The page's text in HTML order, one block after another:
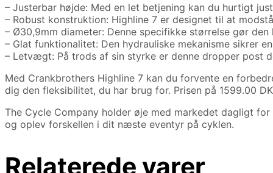
– Justerbar højde: Med en let betjening kan du hurtigt
– Robust konstruktion: Highline 7 er designet til at
– Ø30,9mm diameter: Denne specifikke størrelse gør
– Glat funktionalitet: Den hydrauliske mekanisme sikrer
– Letvægt: På trods af sin styrke er denne dropper
Med Crankbrothers Highline 7 kan du forvente en
dig den fleksibilitet, du har brug for. Prisen på 1599.00
The Cycle Company holder øje med markedet dagligt
og oplev forskellen i dit næste eventyr på cyklen.
Relaterede varer